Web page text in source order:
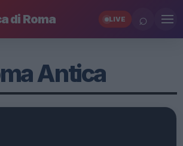
di Roma LIVE ⌕
Antica